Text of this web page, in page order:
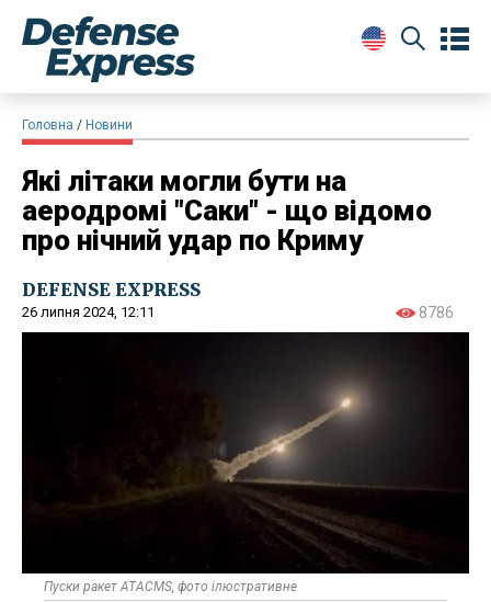
Головна Новини
Які літаки могли бути на
аеродромі "Саки" - що відомо
про нічний удар по Криму
DEFENSE EXPRESS
26 липня 2024, 12:11 8786
Пуски ракет ATACMS, фото ілюстративне